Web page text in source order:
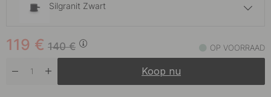
Silgranit Zwart
Chroom Op voorraad
Op voorraad
140€
119 € OP VOORRAAD
Koop nu